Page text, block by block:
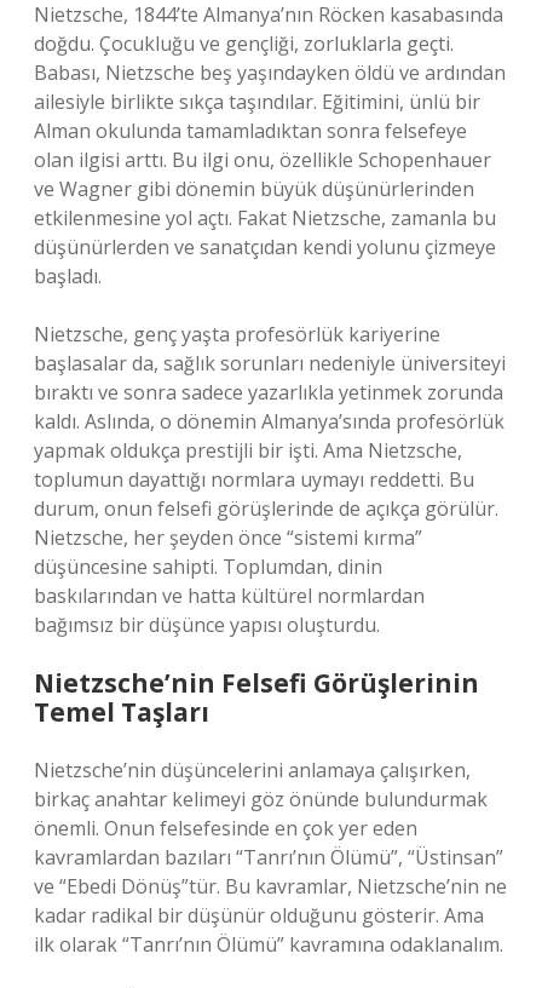
Nietzsche, 1844’te Almanya’nın Röcken kasabasında
doğdu. Çocukluğu ve gençliği, zorluklarla geçti.
Babası, Nietzsche beş yaşındayken öldü ve ardından
ailesiyle birlikte sıkça taşındılar. Eğitimini, ünlü bir
Alman okulunda tamamladıktan sonra felsefeye
olan ilgisi arttı. Bu ilgi onu, özellikle Schopenhauer
ve Wagner gibi dönemin büyük düşünürlerinden
etkilenmesine yol açtı. Fakat Nietzsche, zamanla bu
düşünürlerden ve sanatçıdan kendi yolunu çizmeye
başladı.
Nietzsche, genç yaşta profesörlük kariyerine
başlasalar da, sağlık sorunları nedeniyle üniversiteyi
bıraktı ve sonra sadece yazarlıkla yetinmek zorunda
kaldı. Aslında, o dönemin Almanya’sında profesörlük
yapmak oldukça prestijli bir işti. Ama Nietzsche,
toplumun dayattığı normlara uymayı reddetti. Bu
durum, onun felsefi görüşlerinde de açıkça görülür.
Nietzsche, her şeyden önce “sistemi kırma”
düşüncesine sahipti. Toplumdan, dinin
baskılarından ve hatta kültürel normlardan
bağımsız bir düşünce yapısı oluşturdu.
Nietzsche’nin Felsefi Görüşlerinin
Temel Taşları
Nietzsche’nin düşüncelerini anlamaya çalışırken,
birkaç anahtar kelimeyi göz önünde bulundurmak
önemli. Onun felsefesinde en çok yer eden
kavramlardan bazıları “Tanrı’nın Ölümü”, “Üstinsan”
ve “Ebedi Dönüş”tür. Bu kavramlar, Nietzsche’nin ne
kadar radikal bir düşünür olduğunu gösterir. Ama
ilk olarak “Tanrı’nın Ölümü” kavramına odaklanalım.